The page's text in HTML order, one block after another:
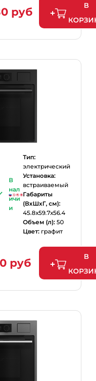
руб
В
В
нал
ичи
и
Тип:
электрический
Установка:
встраиваемый
Габариты
(ВхШхГ, см):
45.8х59.7х56.4
Объем (л): 50
Цвет: графит
руб
В